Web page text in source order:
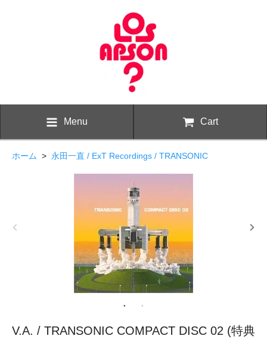
Menu Cart
ホーム > 永田一直 / ExT Recordings / TRANSONIC
V.A. / TRANSONIC COMPACT DISC 02 (特典